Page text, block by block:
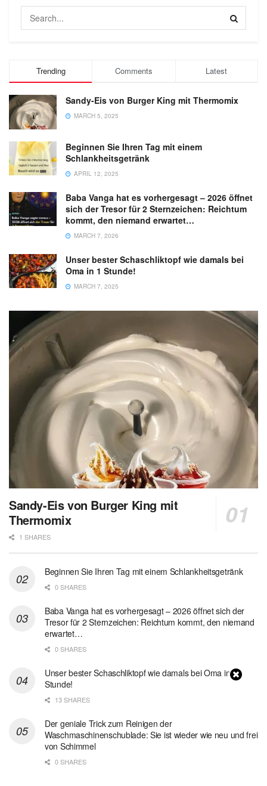
Trending Comments Latest
Sandy-Eis von Burger King mit Thermomix
MARCH 5, 2025
Beginnen Sie Ihren Tag mit einem
Schlankheitsgetränk
APRIL 12, 2025
Baba Vanga hat es vorhergesagt – 2026 öffnet
sich der Tresor für 2 Sternzeichen: Reichtum
kommt, den niemand erwartet…
MARCH 7, 2026
Unser bester Schaschliktopf wie damals bei
Oma in 1 Stunde!
MARCH 7, 2025
Sandy-Eis von Burger King mit
Thermomix
1 SHARES
Beginnen Sie Ihren Tag mit einem Schlankheitsgetränk
0 SHARES
Baba Vanga hat es vorhergesagt – 2026 öffnet sich der
Tresor für 2 Sternzeichen: Reichtum kommt, den niemand
erwartet…
0 SHARES
Unser bester Schaschliktopf wie damals bei Oma in 1
Stunde!
13 SHARES
Der geniale Trick zum Reinigen der
Waschmaschinenschublade: Sie ist wieder wie neu und frei
von Schimmel
0 SHARES